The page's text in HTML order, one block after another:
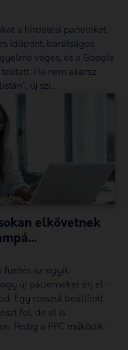
a hirdetési paneleket
időpont, barátságos
véges, és a Google
Ha nem akarsz
új szi...
elkövetnek
fizetés az egyik
új pácienseket érj el –
Egy rosszul beállított
fel, de el is
Pedig a PPC működik –